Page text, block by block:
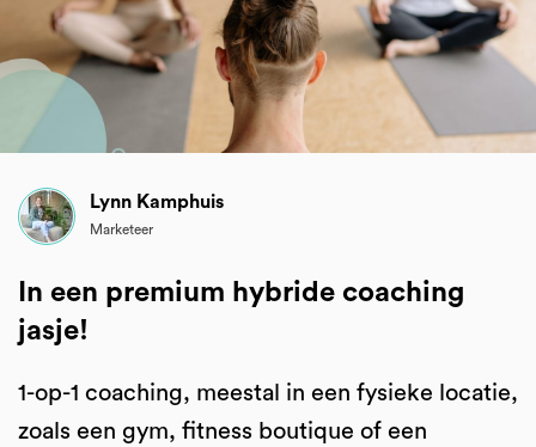
Lynn Kamphuis
Marketeer
In een premium hybride coaching
jasje!
1-op-1 coaching, meestal in een fysieke locatie,
zoals een gym, fitness boutique of een